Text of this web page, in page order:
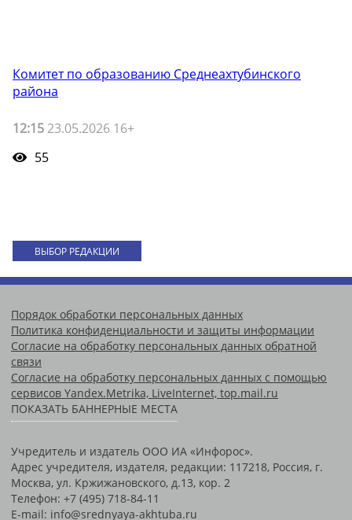
Комитет по образованию Среднеахтубинского
района
12:15 23.05.2026 16+
55
ВЫБОР РЕДАКЦИИ
Порядок обработки персональных данных
Политика конфиденциальности и защиты информации
Согласие на обработку персональных данных обратной
связи
Согласие на обработку персональных данных с помощью
сервисов Yandex.Metrika, LiveInternet, top.mail.ru
ПОКАЗАТЬ БАННЕРНЫЕ МЕСТА
Учредитель и издатель ООО ИА «Инфорос».
Адрес учредителя, издателя, редакции: 117218, Россия, г.
Москва, ул. Кржижановского, д.13, кор. 2
Телефон: +7 (495) 718-84-11
E-mail: info@srednyaya-akhtuba.ru